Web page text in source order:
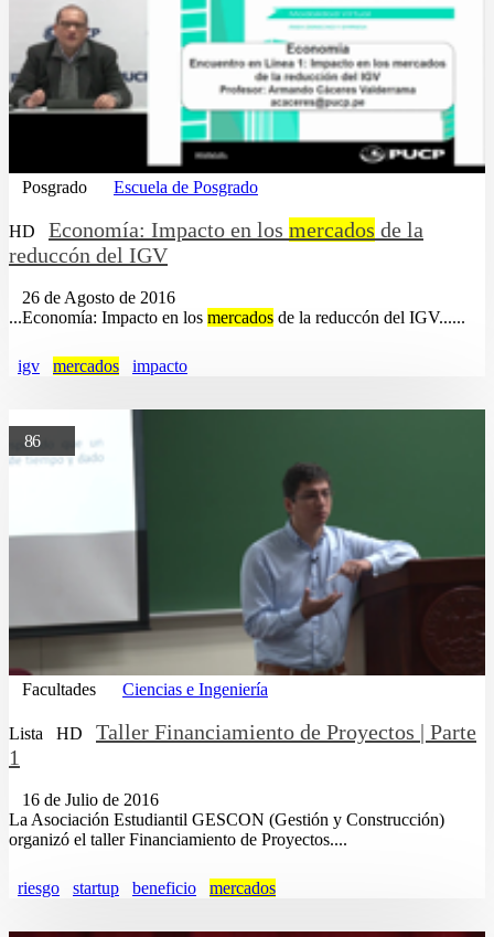
Posgrado Escuela de Posgrado
HD Economía: Impacto en los mercados de la
reduccón del IGV
26 de Agosto de 2016
...Economía: Impacto en los mercados de la reduccón del IGV......
igv mercados impacto
86
Facultades Ciencias e Ingeniería
Lista HD
Taller Financiamiento de Proyectos | Parte
1
16 de Julio de 2016
La Asociación Estudiantil GESCON (Gestión y Construcción)
organizó el taller Financiamiento de Proyectos....
riesgo startup beneficio mercados